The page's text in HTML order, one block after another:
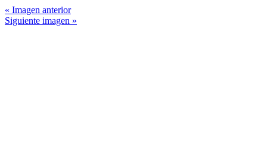
« Imagen anterior
Siguiente imagen »